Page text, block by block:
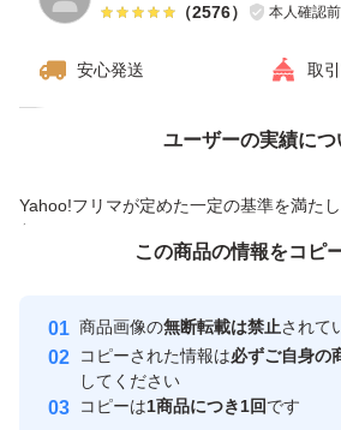
（2576） 本人確認前
安心発送 取
ユーザーの実績につ
Yahoo!フリマが定めた一定の基準を満た
付与しています
安心取引出品者
心・安全
取引実績
価格の相談
この商品の情報をコピ
商品画像の無断転載は禁止されて
コピーされた情報は必ずご自身の
してください
コピーは1商品につき1回です
この商品をみている人にオススメ